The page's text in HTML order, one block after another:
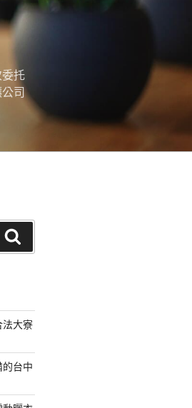
托
司
尋
大寮
台中